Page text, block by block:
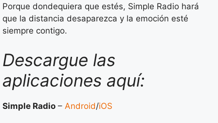
Porque dondequiera que estés, Simple Radio hará
que la distancia desaparezca y la emoción esté
siempre contigo.
Descargue las
aplicaciones aquí:
Simple Radio – Android/iOS